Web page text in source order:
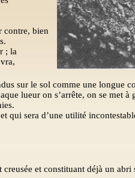
contre, bien
; la
sur le sol comme une longue
lueur on s’arrête, on se met
sera d’une utilité
et constituant déjà un abri